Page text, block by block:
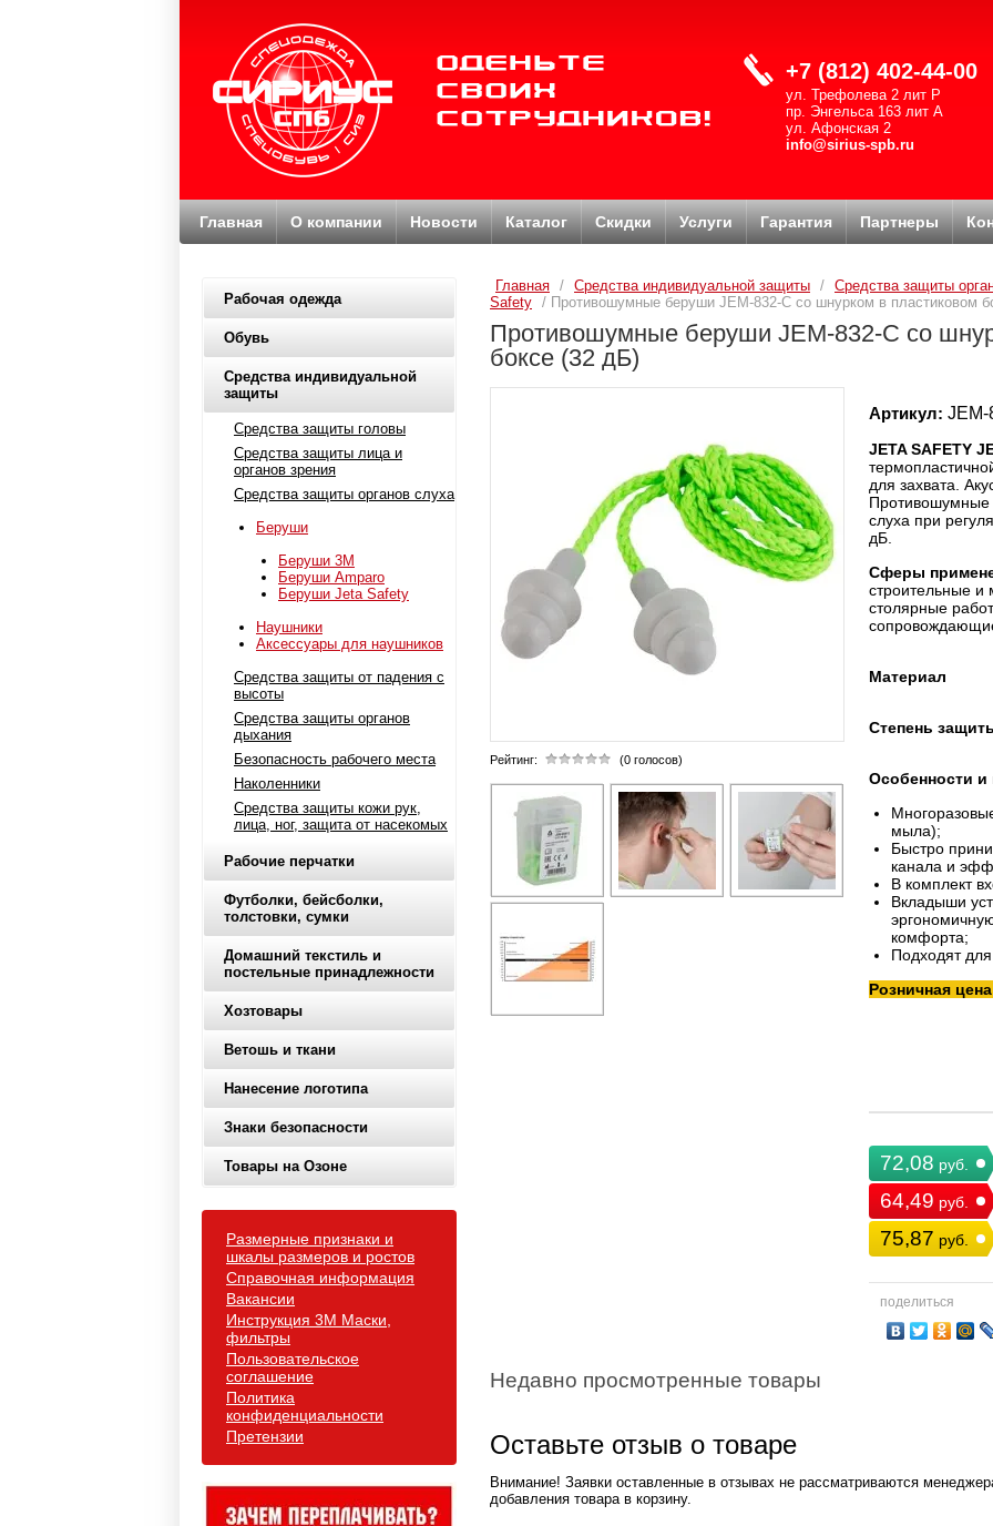
+7 (812) 402-44-00
ул. Трефолева 2 лит Р
пр. Энгельса 163 лит А
ул. Афонская 2
info@sirius-spb.ru
Главная О компании Новости Каталог Скидки Услуги Гарантия Партнеры
Рабочая одежда
Обувь
Средства индивидуальной
защиты
Средства защиты головы
Средства защиты лица и
органов зрения
Средства защиты органов слуха
Беруши
Беруши 3M
Беруши Amparo
Беруши Jeta Safety
Наушники
Аксессуары для наушников
Средства защиты от падения с
высоты
Средства защиты органов
дыхания
Безопасность рабочего места
Наколенники
Средства защиты кожи рук,
лица, ног, защита от насекомых
Рабочие перчатки
Футболки, бейсболки,
толстовки, сумки
Домашний текстиль и
постельные принадлежности
Хозтовары
Ветошь и ткани
Нанесение логотипа
Знаки безопасности
Товары на Озоне
Размерные признаки и
шкалы размеров и ростов
Справочная информация
Вакансии
Инструкция 3М Маски,
фильтры
Пользовательское
соглашение
Политика
конфиденциальности
Претензии
Главная / Средства индивидуальной защиты / Средства защиты
Safety / Противошумные беруши JEM-832-C со шнурком в пластиковом
Противошумные беруши JEM-832-C со
боксе (32 дБ)
Рейтинг: (0 голосов)
Артикул: JEM-
JETA SAFETY
для захвата.
слуха при
дБ.
Сферы
строительные и
столярные
Материал
Степень
Особенности
мыла);
Быстро
канала и
В комплект
Вкладыши
комфорта;
Подходят
Розничная
72,08 руб.
64,49 руб.
75,87 руб.
поделиться
Недавно просмотренные товары
Оставьте отзыв о товаре
Внимание! Заявки оставленные в отзывах не рассматриваются
добавления товара в корзину.